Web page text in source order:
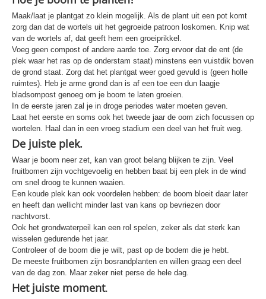
Maak/laat je plantgat zo klein mogelijk. Als de plant uit een pot komt
zorg dan dat de wortels uit het gegroeide patroon loskomen. Knip wat
van de wortels af, dat geeft hem een groeiprikkel.
Voeg geen compost of andere aarde toe. Zorg ervoor dat de ent (de
plek waar het ras op de onderstam staat) minstens een vuistdik boven
de grond staat. Zorg dat het plantgat weer goed gevuld is (geen holle
ruimtes). Heb je arme grond dan is af een toe een dun laagje
bladsompost genoeg om je boom te laten groeien.
In de eerste jaren zal je in droge periodes water moeten geven.
Laat het eerste en soms ook het tweede jaar de oom zich focussen op
wortelen. Haal dan in een vroeg stadium een deel van het fruit weg.
De juiste plek.
Waar je boom neer zet, kan van groot belang blijken te zijn. Veel
fruitbomen zijn vochtgevoelig en hebben baat bij een plek in de wind
om snel droog te kunnen waaien.
Een koude plek kan ook voordelen hebben: de boom bloeit daar later
en heeft dan wellicht minder last van kans op bevriezen door
nachtvorst.
Ook het grondwaterpeil kan een rol spelen, zeker als dat sterk kan
wisselen gedurende het jaar.
Controleer of de boom die je wilt, past op de bodem die je hebt.
De meeste fruitbomen zijn bosrandplanten en willen graag een deel
van de dag zon. Maar zeker niet perse de hele dag.
Het juiste moment.